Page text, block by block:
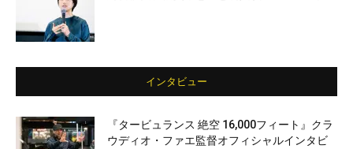
インタビュー
『タービュランス 絶空 16,000フィート』クラ
ウディオ・ファエ監督オフィシャルインタビ